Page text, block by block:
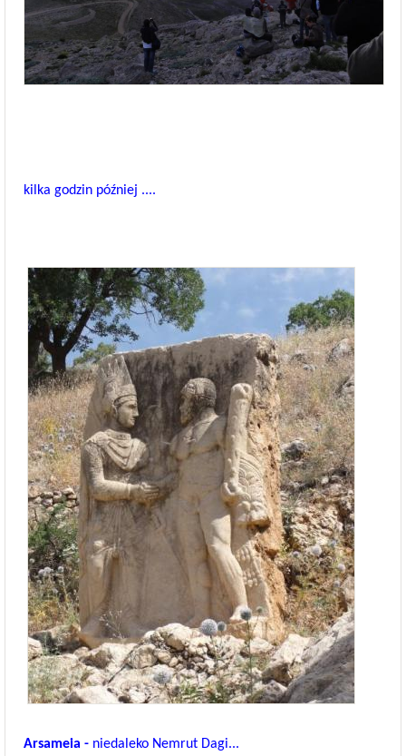
kilka godzin później ....
Arsameia - niedaleko Nemrut Dagi...